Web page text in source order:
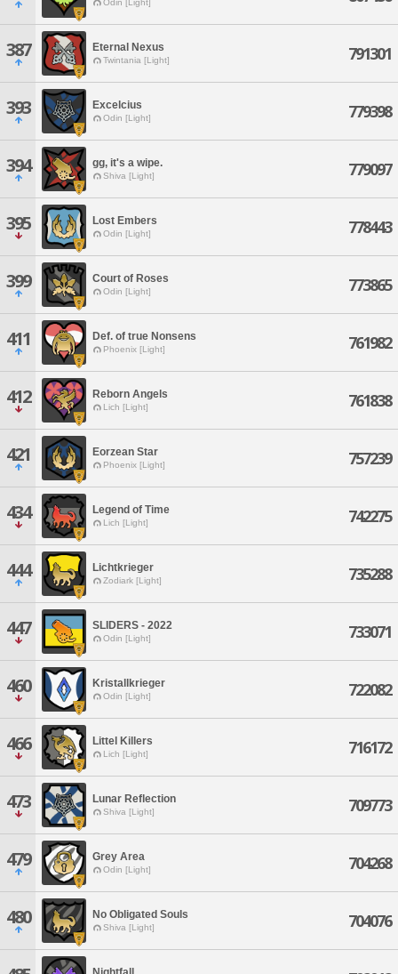
Odin [Light]
387 Eternal Nexus
Twintania [Light] 791301
393 Excelcius
Odin [Light] 779398
394 gg, it's a wipe.
Shiva [Light] 779097
395 Lost Embers
Odin [Light] 778443
399 Court of Roses
Odin [Light] 773865
411 Def. of true Nonsens
Phoenix [Light] 761982
412 Reborn Angels
Lich [Light] 761838
421 Eorzean Star
Phoenix [Light] 757239
434 Legend of Time
Lich [Light] 742275
444 Lichtkrieger
Zodiark [Light] 735288
447 SLIDERS - 2022
Odin [Light] 733071
460 Kristallkrieger
Odin [Light] 722082
466 Littel Killers
Lich [Light] 716172
473 Lunar Reflection
Shiva [Light] 709773
479 Grey Area
Odin [Light] 704268
480 No Obligated Souls
Shiva [Light] 704076